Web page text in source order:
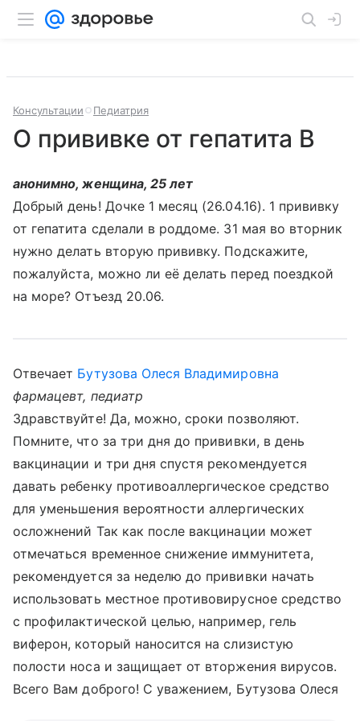
Консультации Педиатрия
О прививке от гепатита В
анонимно, женщина, 25 лет
Добрый день! Дочке 1 месяц (26.04.16). 1 прививку
от гепатита сделали в роддоме. 31 мая во вторник
нужно делать вторую прививку. Подскажите,
пожалуйста, можно ли её делать перед поездкой
на море? Отъезд 20.06.
Отвечает Бутузова Олеся Владимировна
фармацевт, педиатр
Здравствуйте! Да, можно, сроки позволяют.
Помните, что за три дня до прививки, в день
вакцинации и три дня спустя рекомендуется
давать ребенку противоаллергическое средство
для уменьшения вероятности аллергических
осложнений Так как после вакцинации может
отмечаться временное снижение иммунитета,
рекомендуется за неделю до прививки начать
использовать местное противовирусное средство
с профилактической целью, например, гель
виферон, который наносится на слизистую
полости носа и защищает от вторжения вирусов.
Всего Вам доброго! С уважением, Бутузова Олеся